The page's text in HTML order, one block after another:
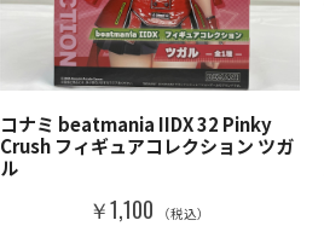
コナミ beatmania IIDX 32 Pinky
Crush フィギュアコレクション ツガ
ル
￥1,100 （税込）